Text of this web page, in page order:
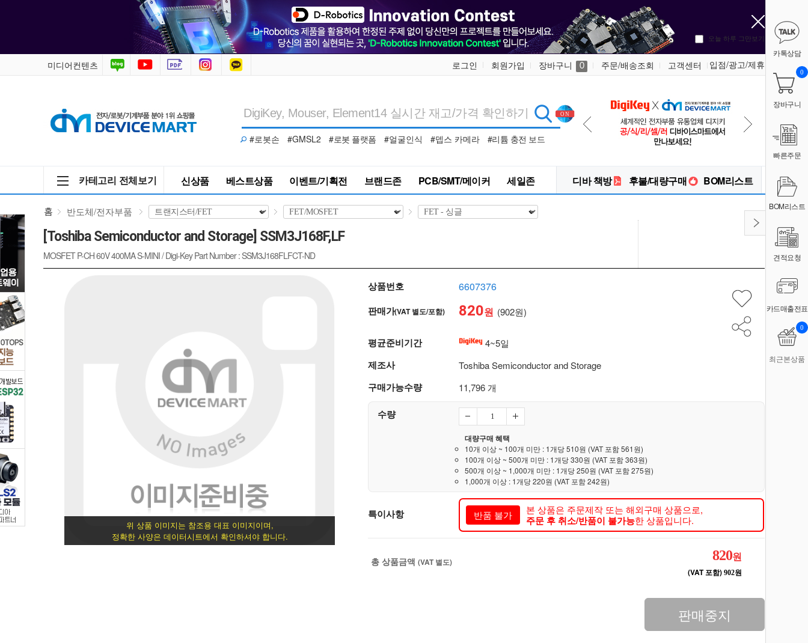
품
>
트
랜
지
스
터/FET
>
FET/MOSFET
>
FET
-
오늘 하루 그만보기
미디어컨텐츠 로그인 회원가입 장바구니 0 주문/배송조회 고객센터 입점/광고/제휴
#로봇손 #GMSL2 #로봇 플랫폼 #얼굴인식 #뎁스 카메라 #리튬 충전 보드
카테고리 전체보기 신상품 베스트상품 이벤트/기획전 브랜드존 PCB/SMT/메이커 세일존 디바 책방 후불/대량구매 BOM리스트
카톡상담
장바구니
0
빠른주문
BOM리스트
견적요청
카드매출전표
최근본상품
0
홈 반도체/전자부품
[Toshiba Semiconductor and Storage] SSM3J168F,LF
MOSFET P-CH 60V 400MA S-MINI / Digi-Key Part Number : SSM3J168FLFCT-ND
위 상품 이미지는 참조용 대표 이미지이며,
정확한 사양은 데이터시트에서 확인하셔야 합니다.
상품번호 6607376
판매가(VAT 별도/포함) 820원 (902원)
평균준비기간 4~5일
제조사 Toshiba Semiconductor and Storage
구매가능수량 11,796 개
수량
대량구매 혜택
10개 이상 ~ 100개 미만 : 1개당 510원 (VAT 포함 561원)
100개 이상 ~ 500개 미만 : 1개당 330원 (VAT 포함 363원)
500개 이상 ~ 1,000개 미만 : 1개당 250원 (VAT 포함 275원)
1,000개 이상 : 1개당 220원 (VAT 포함 242원)
특이사항 반품 불가 본 상품은 주문제작 또는 해외구매 상품으로,
주문 후 취소/반품이 불가능한 상품입니다.
총 상품금액 (VAT 별도) 820원
(VAT 포함) 902원
판매중지